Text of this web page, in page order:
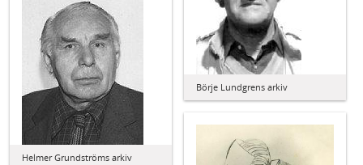
Börje Lundgrens arkiv
Helmer Grundströms arkiv